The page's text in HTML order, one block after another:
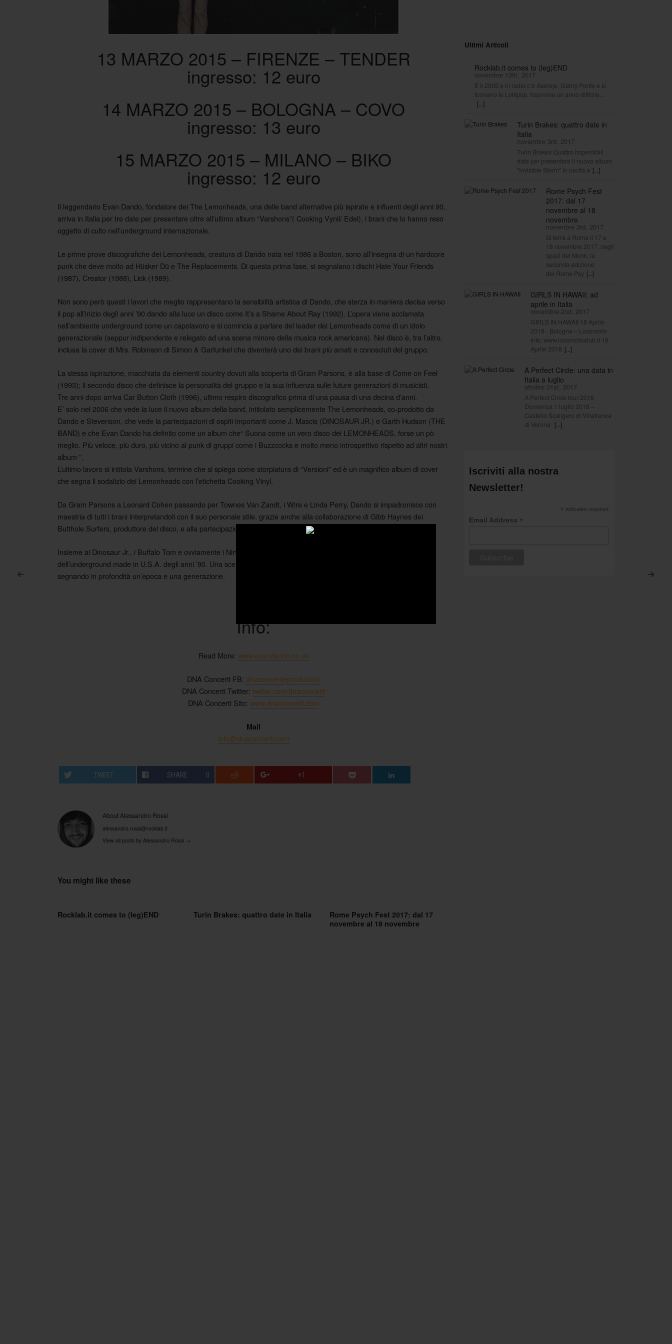
< >
13 MARZO 2015 – FIRENZE – TENDER
ingresso: 12 euro
14 MARZO 2015 – BOLOGNA – COVO
ingresso: 13 euro
15 MARZO 2015 – MILANO – BIKO
ingresso: 12 euro
Il leggendario Evan Dando, fondatore dei The Lemonheads, una delle band alternative più ispirate e influenti degli anni 90,
arriva in Italia per tre date per presentare oltre all’ultimo album “Varshons”( Cooking Vynil/ Edel), i brani che lo hanno reso
oggetto di culto nell’underground internazionale.
Le prime prove discografiche dei Lemonheads, creatura di Dando nata nel 1986 a Boston, sono all’insegna di un hardcore
punk che deve molto ad Hüsker Dü e The Replacements. Di questa prima fase, si segnalano i dischi Hate Your Friends
(1987), Creator (1988), Lick (1989).
Non sono però questi i lavori che meglio rappresentano la sensibilità artistica di Dando, che sterza in maniera decisa verso
il pop all’inizio degli anni ’90 dando alla luce un disco come It’s a Shame About Ray (1992). L’opera viene acclamata
nell’ambiente underground come un capolavoro e si comincia a parlare del leader dei Lemonheads come di un idolo
generazionale (seppur indipendente e relegato ad una scena minore della musica rock americana). Nel disco è, tra l’altro,
inclusa la cover di Mrs. Robinson di Simon & Garfunkel che diventerà uno dei brani più amati e conosciuti del gruppo.
La stessa ispirazione, macchiata da elementi country dovuti alla scoperta di Gram Parsons, è alla base di Come on Feel
(1993); il secondo disco che definisce la personalità del gruppo e la sua influenza sulle future generazioni di musicisti.
Tre anni dopo arriva Car Button Cloth (1996), ultimo respiro discografico prima di una pausa di una decina d’anni.
E’ solo nel 2006 che vede la luce il nuovo album della band, intitolato semplicemente The Lemonheads, co-prodotto da
Dando e Stevenson, che vede la partecipazioni di ospiti importanti come J. Mascis (DINOSAUR JR.) e Garth Hudson (THE
BAND) e che Evan Dando ha definito come un album che“ Suona come un vero disco dei LEMONHEADS, forse un pò
meglio. Più veloce, più duro, più vicino al punk di gruppi come i Buzzcocks e molto meno introspettivo rispetto ad altri nostri
album ”.
L’ultimo lavoro si intitola Varshons, termine che si spiega come storpiatura di “Versioni” ed è un magnifico album di cover
che segna il sodalizio dei Lemonheads con l’etichetta Cooking Vinyl.
Da Gram Parsons a Leonard Cohen passando per Townes Van Zandt, i Wire e Linda Perry, Dando si impadronisce con
maestria di tutti i brani interpretandoli con il suo personale stile, grazie anche alla collaborazione di Gibb Haynes dei
Butthole Surfers, produttore del disco, e alla partecipazione di Liv Tyler e Kate Moss.
Insieme ai Dinosaur Jr., i Buffalo Tom e ovviamente i Nirvana, Evan Dando è stato tra i più rappresentativi esponenti
dell’underground made in U.S.A. degli anni ’90. Una scena che è riuscita a coniugare melodia pop e rabbia hardcore
segnando in profondità un’epoca e una generazione.
Info:
Read More: www.evandando.co.uk
DNA Concerti FB: dnaconcertieproduzioni
DNA Concerti Twitter: twitter.com/dnaconcerti
DNA Concerti Sito: www.dnaconcerti.com
Mail
info@dnaconcerti.com
TWEET SHARE 0 +1
About Alessandro Rossi
alessandro.rossi@rocklab.it
View all posts by Alessandro Rossi →
You might like these
Rocklab.it comes to (leg)END Turin Brakes: quattro date in Italia
Rome Psych Fest 2017: dal 17
novembre al 18 novembre
Ultimi Articoli
Rocklab.it comes to (leg)END
novembre 13th, 2017
È il 2002 e in radio c’è Asereje, Gabry Ponte e si
formano le Lollipop. Insomma un anno difficile…
[...]
Turin Brakes: quattro date in
Italia
novembre 3rd, 2017
Turin Brakes Quattro imperdibili
date per presentare il nuovo album
"Invisible Storm" in uscita a [...]
Rome Psych Fest
2017: dal 17
novembre al 18
novembre
novembre 3rd, 2017
Si terrà a Roma il 17 e
18 novembre 2017, negli
spazi del Monk, la
seconda edizione
del Rome Psy [...]
GIRLS IN HAWAII: ad
aprile in Italia
novembre 2nd, 2017
GIRLS IN HAWAII 18 Aprile
2018 - Bologna – Locomotiv
info: www.locomotivclub.it 19
Aprile 2018 [...]
A Perfect Circle: una data in
Italia a luglio
ottobre 31st, 2017
A Perfect Circle tour 2018
Domenica 1 luglio 2018 –
Castello Scaligero di Villafranca
di Verona [...]
Iscriviti alla nostra
Newsletter!
* indicates required
Email Address *